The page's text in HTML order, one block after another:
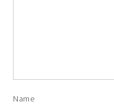
Name